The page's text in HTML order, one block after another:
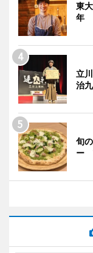
東
年
立
治
旬
ー